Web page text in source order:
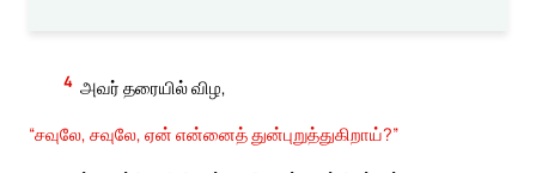
4 அவர் தரையில் விழ,
“சவுலே, சவுலே, ஏன் என்னைத் துன்புறுத்துகிறாய்?”